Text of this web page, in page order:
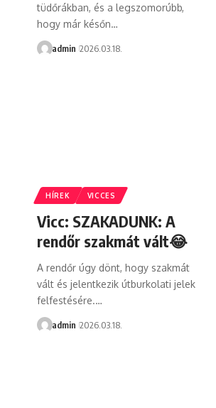
tüdőrákban, és a legszomorúbb,
hogy már későn…
admin 2026.03.18.
HÍREK VICCES
Vicc: SZAKADUNK: A
rendőr szakmát vált😂
A rendőr úgy dönt, hogy szakmát
vált és jelentkezik útburkolati jelek
felfestésére.…
admin 2026.03.18.